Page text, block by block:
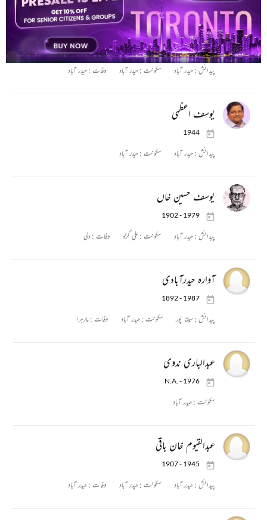
یوسف سرمست
1936 - 2019
پیدائش :حیدر آباد سکونت :حیدر آباد وفات :حیدر آباد
یوسف اعظمی
1944
پیدائش :حیدر آباد سکونت :حیدر آباد
یوسف حسین خاں
1902 - 1979
پیدائش :حیدر آباد سکونت : علی گڑہ وفات :دلی
آوارہ حیدرآبادی
1892 - 1987
پیدائش :سیتا پور سکونت :حیدر آباد وفات :مارہرا
عبدالباری ندوی
N.A. - 1976
سکونت :حیدر آباد
عبدالقیوم خان باقی
1907 - 1945
پیدائش :حیدر آباد سکونت :حیدر آباد وفات :حیدر آباد